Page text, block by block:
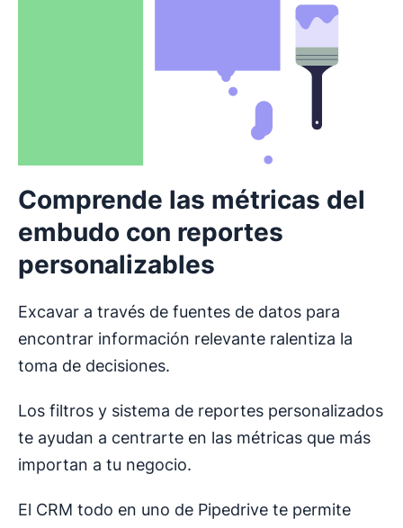
Comprende las métricas del
embudo con reportes
personalizables
Excavar a través de fuentes de datos para
encontrar información relevante ralentiza la
toma de decisiones.
Los filtros y sistema de reportes personalizados
te ayudan a centrarte en las métricas que más
importan a tu negocio.
El CRM todo en uno de Pipedrive te permite